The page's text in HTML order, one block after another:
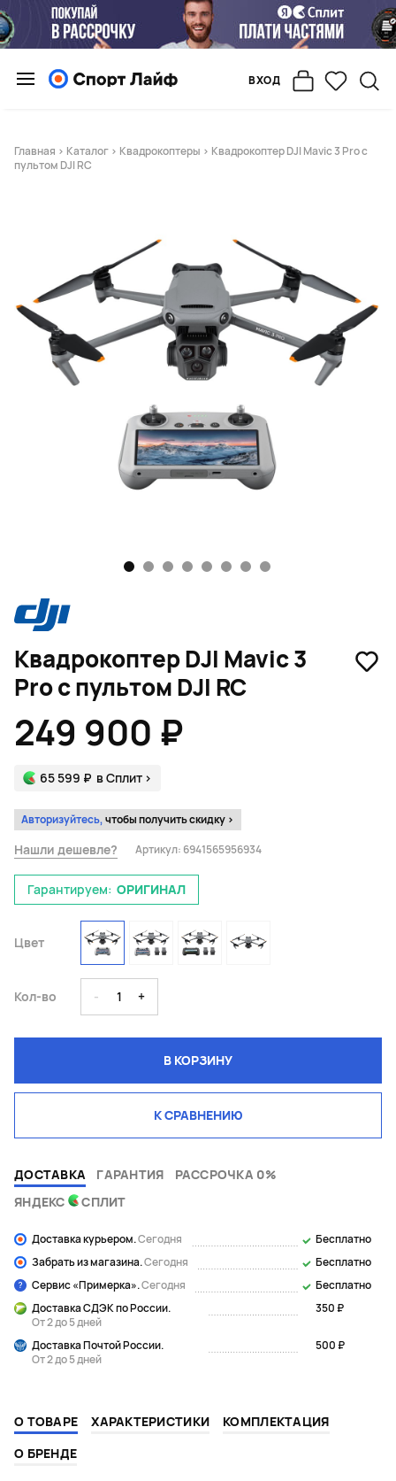
ВХОД
Главная > Каталог > Квадрокоптеры > Квадрокоптер DJI Mavic 3 Pro с
пультом DJI RC
Квадрокоптер DJI Mavic 3
Pro с пультом DJI RC
249 900 ₽
65 599 ₽ в Сплит >
Авторизуйтесь,чтобы получить скидку >
Нашли дешевле? Артикул: 6941565956934
Гарантируем: ОРИГИНАЛ
Цвет
Кол-во - 1 +
В КОРЗИНУ
К СРАВНЕНИЮ
ДОСТАВКА ГАРАНТИЯ
РАССРОЧКА 0%
ЯНДЕКС
СПЛИТ
Доставка курьером.Сегодня
Бесплатно
Забрать из магазина.Сегодня
Бесплатно
Сервис «Примерка».Сегодня
Бесплатно
Доставка СДЭК по России.
От 2 до 5 дней
350 ₽
Доставка Почтой России.
От 2 до 5 дней
500 ₽
О ТОВАРЕ ХАРАКТЕРИСТИКИ
КОМПЛЕКТАЦИЯ
О БРЕНДЕ
1 2 3 4 5 6 7 8